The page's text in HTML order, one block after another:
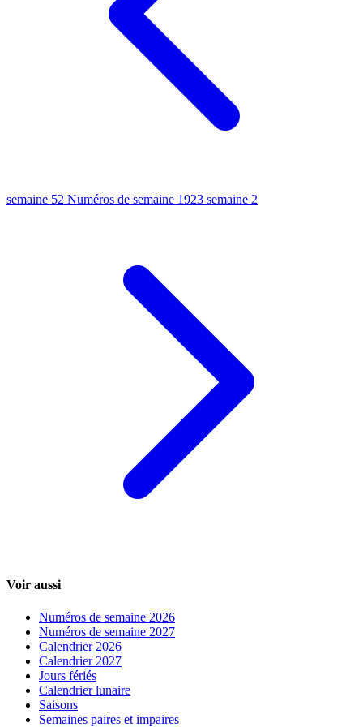
semaine 52 Numéros de semaine 1923 semaine 2
Voir aussi
Numéros de semaine 2026
Numéros de semaine 2027
Calendrier 2026
Calendrier 2027
Jours fériés
Calendrier lunaire
Saisons
Semaines paires et impaires